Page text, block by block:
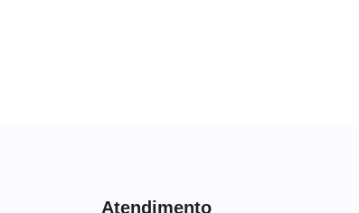
Atendimento